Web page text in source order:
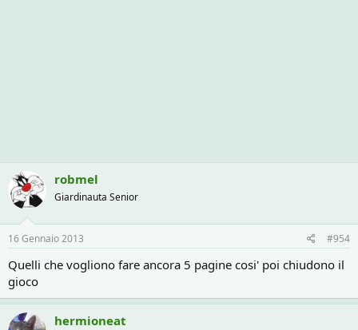
robmel
Giardinauta Senior
16 Gennaio 2013 #954
Quelli che vogliono fare ancora 5 pagine cosi' poi chiudono il
gioco
hermioneat